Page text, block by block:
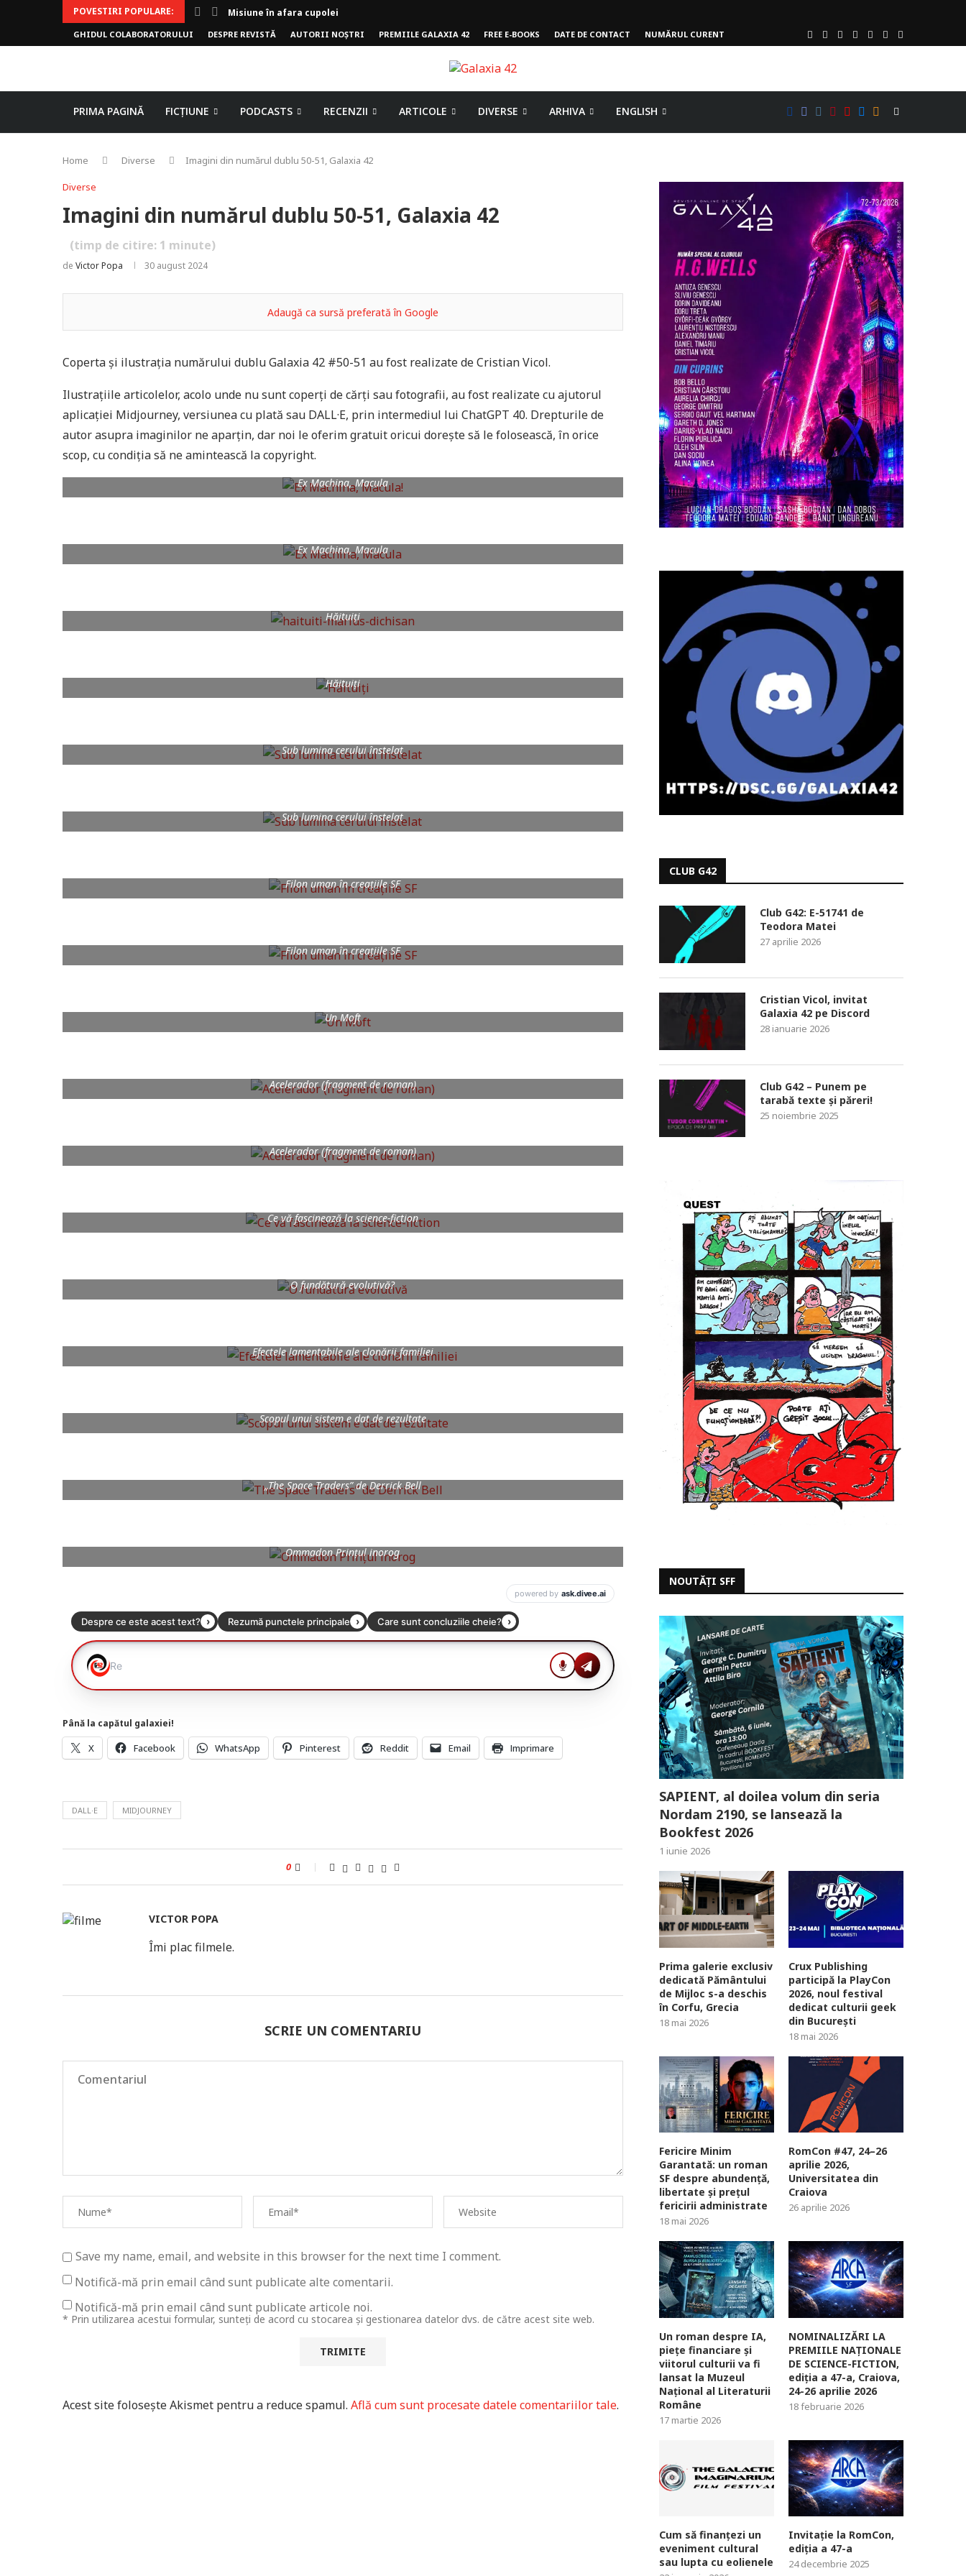
POVESTIRI POPULARE:
Misiune în afara cupolei
Invoker (video)
Alergarea de seară
Biblioteca lui Pavel
Rejuvenare
Falia
Arhivele Dincolo-Timpului
Axa lui Heron
Jumătatea goală
GHIDUL COLABORATORULUI DESPRE REVISTĂ AUTORII NOȘTRI PREMIILE GALAXIA 42 FREE E-BOOKS DATE DE CONTACT NUMĂRUL CURENT
PRIMA PAGINĂ FICȚIUNE PODCASTS RECENZII ARTICOLE DIVERSE ARHIVA ENGLISH
Home Diverse Imagini din numărul dublu 50-51, Galaxia 42
Diverse
Imagini din numărul dublu 50-51, Galaxia 42
(timp de citire: 1 minute)
de Victor Popa 30 august 2024
Adaugă ca sursă preferată în Google
Coperta și ilustrația numărului dublu Galaxia 42 #50-51 au fost realizate de Cristian Vicol.
Ilustrațiile articolelor, acolo unde nu sunt coperți de cărți sau fotografii, au fost realizate cu ajutorul
aplicației Midjourney, versiunea cu plată sau DALL·E, prin intermediul lui ChatGPT 40. Drepturile de
autor asupra imaginilor ne aparțin, dar noi le oferim gratuit oricui dorește să le folosească, în orice
scop, cu condiția să ne amintească la copyright.
Ex Machina, Macula
Ex Machina, Macula
Hăituiți
Hăituiți
Sub lumina cerului înstelat
Sub lumina cerului înstelat
Filon uman în creațiile SF
Filon uman în creațiile SF
Un Moft
Acelerador (fragment de roman)
Acelerador (fragment de roman)
Ce vă fascinează la science-fiction
O fundătură evolutivă?
Efectele lamentabile ale clonării familiei
Scopul unui sistem e dat de rezultate
„The Space Traders” de Derrick Bell
Ommadon Prințul inorog
Până la capătul galaxiei!
X Facebook WhatsApp Pinterest Reddit Email Imprimare
DALL·E MIDJOURNEY
0
VICTOR POPA
Îmi plac filmele.
SCRIE UN COMENTARIU
Save my name, email, and website in this browser for the next time I comment.
Notifică-mă prin email când sunt publicate alte comentarii.
Notifică-mă prin email când sunt publicate articole noi.
* Prin utilizarea acestui formular, sunteți de acord cu stocarea și gestionarea datelor dvs. de către acest site web.
Acest site folosește Akismet pentru a reduce spamul. Află cum sunt procesate datele comentariilor tale.
CLUB G42
Club G42: E-51741 de
Teodora Matei
27 aprilie 2026
Cristian Vicol, invitat
Galaxia 42 pe Discord
28 ianuarie 2026
Club G42 – Punem pe
tarabă texte și păreri!
25 noiembrie 2025
NOUTĂȚI SFF
SAPIENT, al doilea volum din seria
Nordam 2190, se lansează la
Bookfest 2026
1 iunie 2026
Prima galerie exclusiv
dedicată Pământului
de Mijloc s-a deschis
în Corfu, Grecia
18 mai 2026
Crux Publishing
participă la PlayCon
2026, noul festival
dedicat culturii geek
din București
18 mai 2026
Fericire Minim
Garantată: un roman
SF despre abundență,
libertate și prețul
fericirii administrate
18 mai 2026
RomCon #47, 24–26
aprilie 2026,
Universitatea din
Craiova
26 aprilie 2026
Un roman despre IA,
piețe financiare și
viitorul culturii va fi
lansat la Muzeul
Național al Literaturii
Române
17 martie 2026
NOMINALIZĂRI LA
PREMIILE NAȚIONALE
DE SCIENCE-FICTION,
ediția a 47-a, Craiova,
24-26 aprilie 2026
18 februarie 2026
Cum să finanțezi un
eveniment cultural
sau lupta cu eolienele
Invitație la RomCon,
ediția a 47-a
24 decembrie 2025